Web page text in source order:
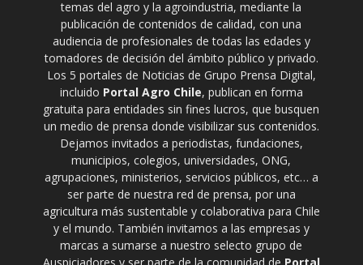
temas del agro y la agroindustria, mediante la
publicación de contenidos de calidad, con una
audiencia de profesionales de todas las edades y
tomadores de decisión del ámbito público y privado.
Los 5 portales de Noticias de Grupo Prensa Digital,
incluido Portal Agro Chile, publican en forma
gratuita para entidades sin fines lucros, que busquen
un medio de prensa donde visibilizar sus contenidos.
Dejamos invitados a periodistas, fundaciones,
municipios, colegios, universidades, ONG,
agrupaciones, ministerios, servicios públicos, etc… a
ser parte de nuestra red de prensa, por una
agricultura más sustentable y colaborativa para Chile
y el mundo. También invitamos a las empresas y
marcas a sumarse a nuestro selecto grupo de